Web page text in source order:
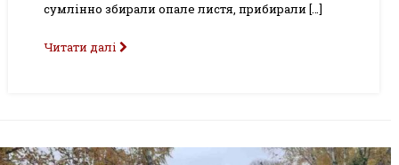
сумлінно збирали опале листя, прибирали […]
Читати далі